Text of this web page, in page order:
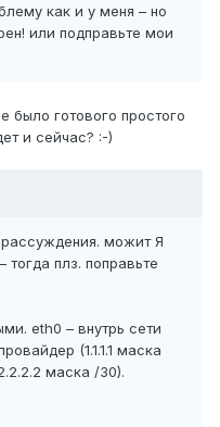
как и у меня – но
или подправьте мои
было готового простого
и сейчас? :-)
можит Я
тогда плз. поправьте
eth0 – внутрь сети
(1.1.1.1 маска
маска /30).